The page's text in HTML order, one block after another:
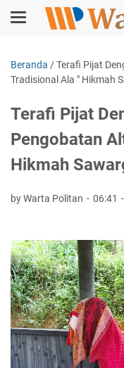
Beranda /Terafi Pijat
Tradisional Ala " Hikmah
Terafi Pijat
Pengobatan
Hikmah
by Warta Politan 06:41